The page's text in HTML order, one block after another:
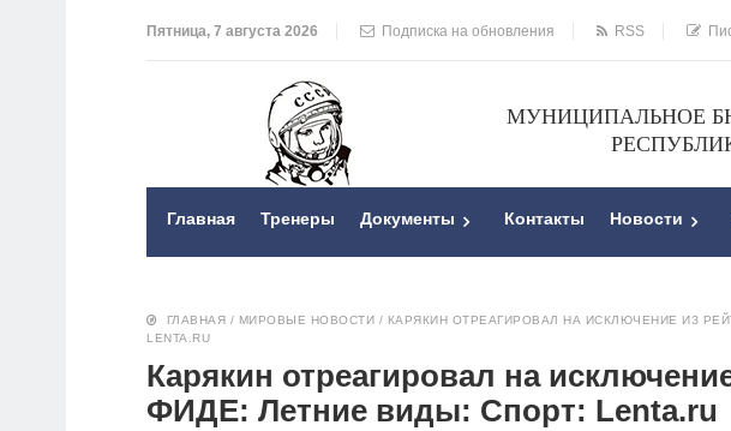
Пятница, 7 августа 2026 Подписка на обновления RSS
МУНИЦИПАЛЬНОЕ
Главная Тренеры Документы Контакты Новости
ГЛАВНАЯ / МИРОВЫЕ НОВОСТИ / КАРЯКИН ОТРЕАГИРОВАЛ НА ИСКЛЮЧЕНИЕ ИЗ
LENTA.RU
Карякин отреагировал на
ФИДЕ: Летние виды: Спорт: Lenta.ru